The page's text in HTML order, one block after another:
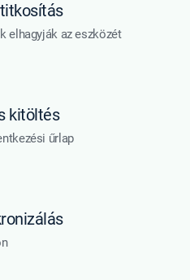
elhagyják az eszközét
kitöltés
űrlap